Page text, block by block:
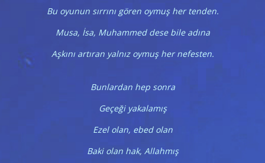
Bu oyunun sırrını gören oymuş her tenden.
Musa, İsa, Muhammed dese bile adına
Aşkını artıran yalnız oymuş her nefesten.
Bunlardan hep sonra
Geçeği yakalamış
Ezel olan, ebed olan
Baki olan hak, Allahmış